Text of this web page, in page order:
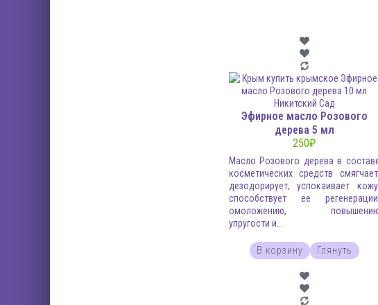
Эфирное масло Розового
дерева 5 мл
250₽
Масло Розового дерева в
косметических средств
дезодорирует, успокаивает
способствует ее
омоложению,
упругости и...
В корзину Глянуть